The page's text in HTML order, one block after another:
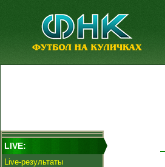
LIVE:
Live-результаты